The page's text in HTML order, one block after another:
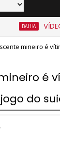
VÍDEO:
segunda-feira
mineiro é
é
do